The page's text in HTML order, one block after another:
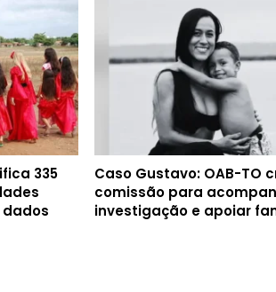
335
Caso Gustavo: OAB-TO
comissão para
investigação e apoiar